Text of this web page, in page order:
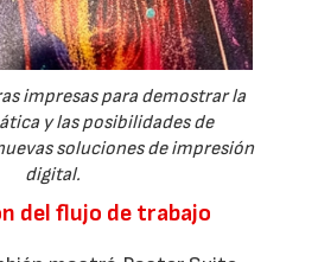
impresas para demostrar la
y las posibilidades de
soluciones de impresión
digital.
del flujo de trabajo